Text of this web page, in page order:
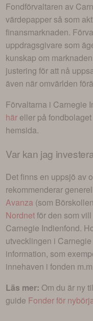
Fondförvaltaren av
värdepapper så som
finansmarknaden.
uppdragsgivare som
kunskap om
justering för att nå
även när omvärlden
Förvaltarna i Carnegie
här eller på fondbolaget
hemsida.
Var kan jag
Det finns en uppsjö av
rekommenderar
Avanza (som
Nordnetför den som
Carnegie Indienfond.
utvecklingen i
information, som
innehaven i fonden
Läs mer: Om du är ny
guide Fonder för